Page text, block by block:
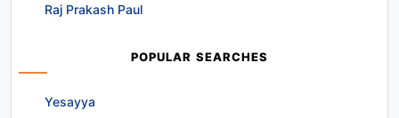
Raj Prakash Paul
POPULAR SEARCHES
Yesayya